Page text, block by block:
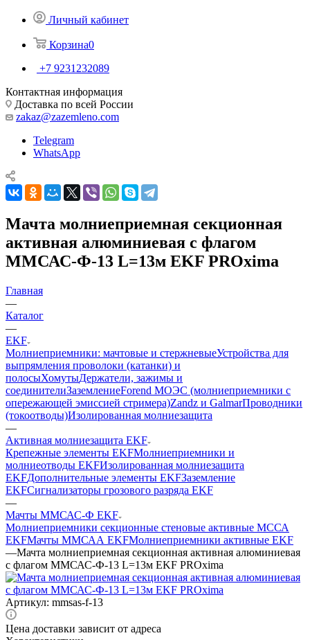
Личный кабинет
Корзина0
+7 9231232089
Контактная информация
Доставка по всей России
zakaz@zazemleno.com
Telegram
WhatsApp
Мачта молниеприемная секционная
активная алюминиевая c флагом
ММСАС-Ф-13 L=13м EKF PROxima
Главная
—
Каталог
—
EKF
Молниеприемники: мачтовые и стержневыеУстройства для
выпрямления проволоки (катанки) и
полосыХомутыДержатели, зажимы и
соединителиЗаземлениеForend МОЭС (молниеприемники с
опережающей эмиссией стримера)Zandz и GalmarПроводники
(токоотводы)Изолированная молниезащита
—
Активная молниезащита EKF
Крепежные элементы EKFМолниеприемники и
молниеотводы EKFИзолированная молниезащита
EKFДополнительные элементы EKFЗаземление
EKFСигнализаторы грозового разряда EKF
—
Мачты ММСАС-Ф EKF
Молниеприемники секционные стеновые активные МССА
EKFМачты ММСАА EKFМолниеприемники активные EKF
—Мачта молниеприемная секционная активная алюминиевая
c флагом ММСАС-Ф-13 L=13м EKF PROxima
Артикул: mmsas-f-13
Цена доставки зависит от адреса